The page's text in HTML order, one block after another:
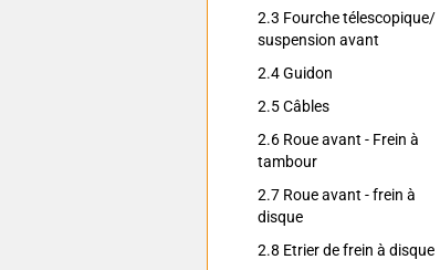
2.3 Fourche télescopique/
suspension avant
2.4 Guidon
2.5 Câbles
2.6 Roue avant - Frein à
tambour
2.7 Roue avant - frein à
disque
2.8 Etrier de frein à disque